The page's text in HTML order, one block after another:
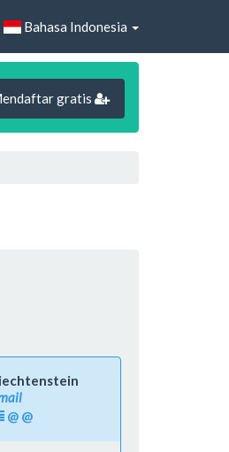
Bahasa Indonesia
gratis
@ @